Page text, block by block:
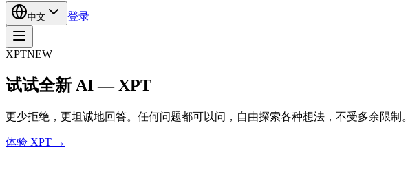
中文 登录
XPTNEW
试试全新 AI — XPT
更少拒绝，更坦诚地回答。任何问题都可以问，自由探索各种想法，不受多余限制。
体验 XPT →